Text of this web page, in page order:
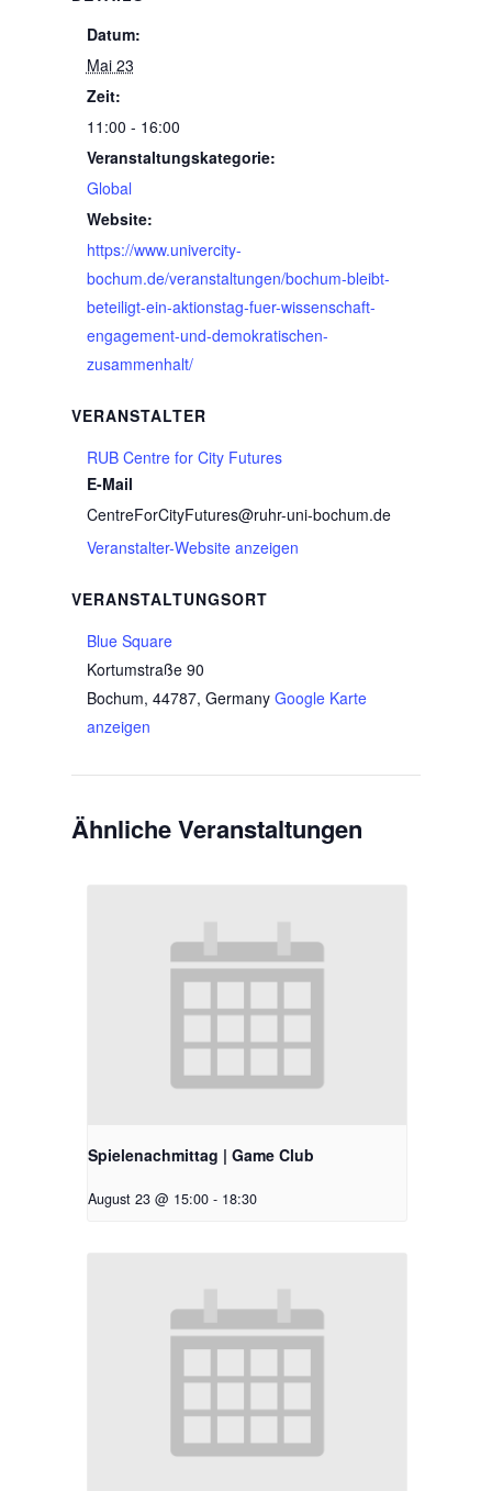
Datum:
Mai 23
Zeit:
11:00 - 16:00
Veranstaltungskategorie:
Global
Website:
https://www.univercity-
bochum.de/veranstaltungen/bochum-bleibt-
beteiligt-ein-aktionstag-fuer-wissenschaft-
engagement-und-demokratischen-
zusammenhalt/
VERANSTALTUNGSORT
Blue Square
Kortumstraße 90
Bochum, 44787, Germany Google Karte
anzeigen
VERANSTALTER
RUB Centre for City Futures
E-Mail
CentreForCityFutures@ruhr-uni-bochum.de
Veranstalter-Website anzeigen
Ähnliche Veranstaltungen
Spielenachmittag | Game Club
August 23 @ 15:00 - 18:30